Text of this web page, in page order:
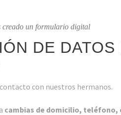
creado un formulario digital
DE DATOS
con nuestros hermanos.
cambias de domicilio, teléfono,